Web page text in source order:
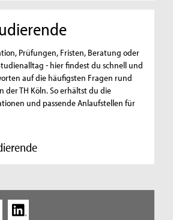
Prüfungen, Fristen, Beratung oder
- hier findest du schnell und
auf die häufigsten Fragen rund
der TH Köln. So erhältst du die
und passende Anlaufstellen für